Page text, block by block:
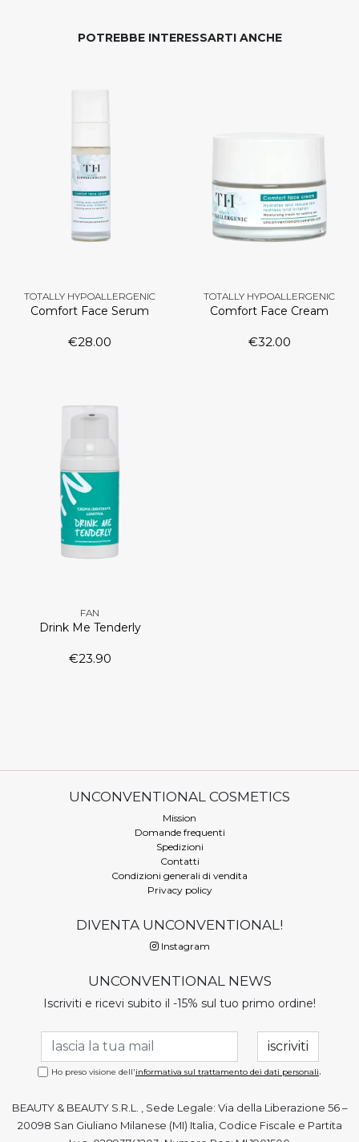
POTREBBE INTERESSARTI ANCHE
TOTALLY HYPOALLERGENIC
Comfort Face Serum
€28.00
TOTALLY HYPOALLERGENIC
Comfort Face Cream
€32.00
FAN
Drink Me Tenderly
€23.90
UNCONVENTIONAL COSMETICS
Mission
Domande frequenti
Spedizioni
Contatti
Condizioni generali di vendita
Privacy policy
DIVENTA UNCONVENTIONAL!
Instagram
UNCONVENTIONAL NEWS
Iscriviti e ricevi subito il -15% sul tuo primo ordine!
Ho preso visione dell'informativa sul trattamento dei dati personali.
BEAUTY & BEAUTY S.R.L. , Sede Legale: Via della Liberazione 56 –
20098 San Giuliano Milanese (MI) Italia, Codice Fiscale e Partita